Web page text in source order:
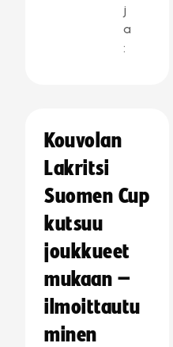
j
a
:
Kouvolan
Lakritsi
Suomen Cup
kutsuu
joukkueet
mukaan –
ilmoittautu
minen